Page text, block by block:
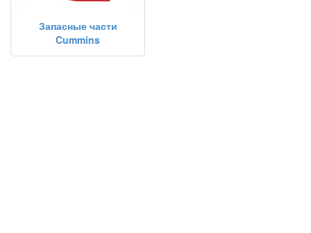
Запасные части
Cummins